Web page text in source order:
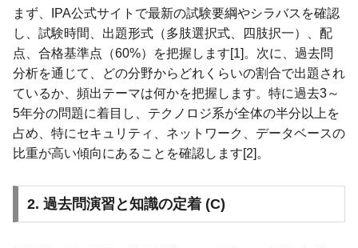
まず、IPA公式サイトで最新の試験要綱やシラバスを確認
し、試験時間、出題形式（多肢選択式、四肢択一）、配
点、合格基準点（60%）を把握します[1]。次に、過去問
分析を通じて、どの分野からどれくらいの割合で出題され
ているか、頻出テーマは何かを把握します。特に過去3～
5年分の問題に着目し、テクノロジ系が全体の半分以上を
占め、特にセキュリティ、ネットワーク、データベースの
比重が高い傾向にあることを確認します[2]。
2. 過去問演習と知識の定着 (C)